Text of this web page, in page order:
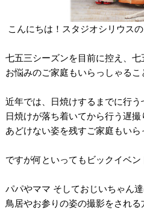
こんにちは！スタジオシリウス
七五三シーズンを目前に控え、七
お悩みのご家庭もいらっしゃるこ
近年では、日焼けするまでに行う
日焼けが落ち着いてから行う遅撮
あどけない姿を残すご家庭もいら
ですが何といってもビックイベン
パパやママ そしておじいちゃん
鳥居やお参りの姿の撮影をされ